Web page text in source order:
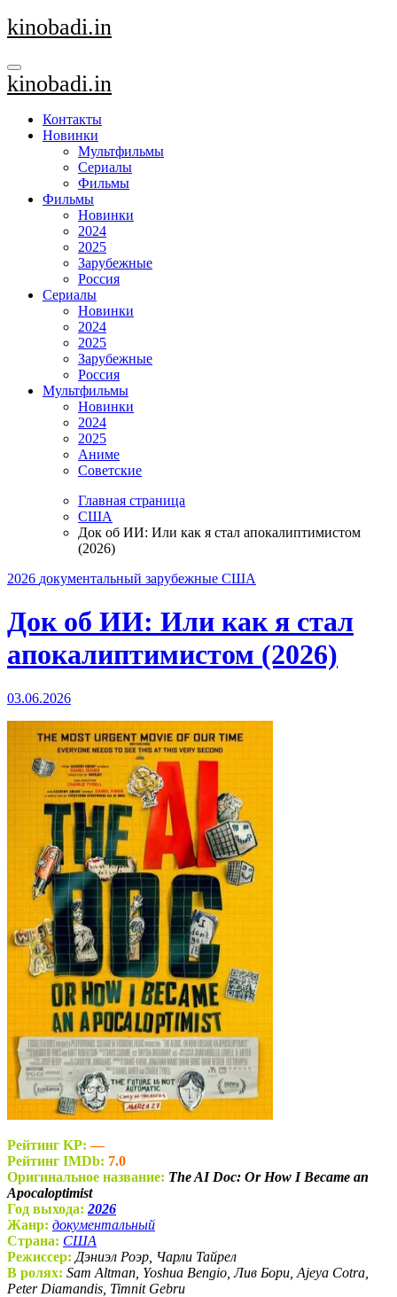
Перейти
к
kinobadi.in
kinobadi.in
Контакты
Новинки
Мультфильмы
Сериалы
Фильмы
Фильмы
Новинки
2024
2025
Зарубежные
Россия
Сериалы
Новинки
2024
2025
Зарубежные
Россия
Мультфильмы
Новинки
2024
2025
Аниме
Советские
Главная страница
США
Док об ИИ: Или как я стал апокалиптимистом
(2026)
2026 документальный зарубежные США
Док об ИИ: Или как я стал
апокалиптимистом (2026)
03.06.2026
Рейтинг KP: —
Рейтинг IMDb: 7.0
Оригинальное название: The AI Doc: Or How I Became an
Apocaloptimist
Год выхода: 2026
Жанр: документальный
Страна: США
Режиссер: Дэниэл Роэр, Чарли Тайрел
В ролях: Sam Altman, Yoshua Bengio, Лив Бори, Ajeya Cotra,
Peter Diamandis, Timnit Gebru